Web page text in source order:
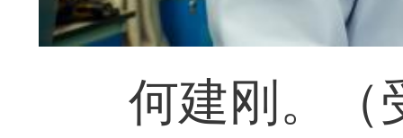
何建刚。（